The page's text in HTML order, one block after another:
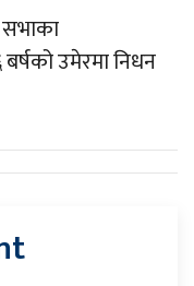
उमेरमा निधन